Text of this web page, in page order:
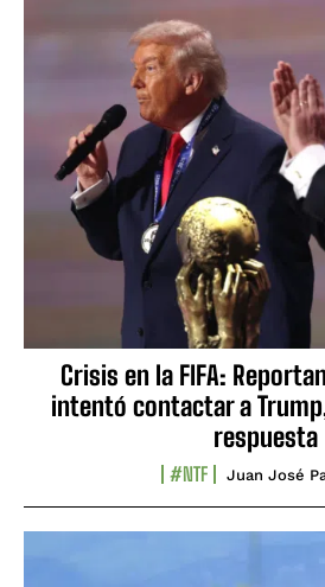
Crisis en la FIFA:
intentó contactar a
respuesta
#NTF Juan José